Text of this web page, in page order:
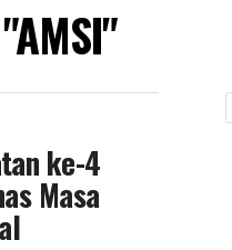
ke-4
Masa